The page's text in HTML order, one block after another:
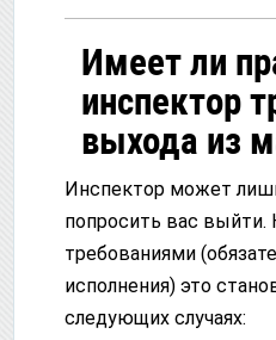
Имеет ли
инспектор
выхода из
Инспектор может
попросить вас
требованиями
исполнения) это
следующих случаях: